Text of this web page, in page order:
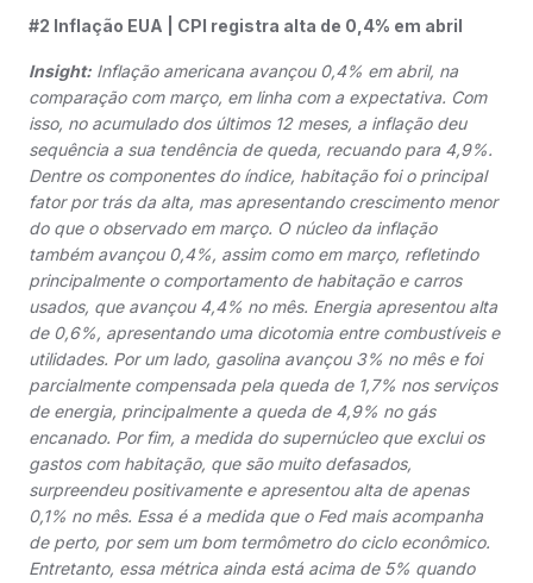
#2 Inflação EUA | CPI registra alta de 0,4% em abril
Insight: Inflação americana avançou 0,4% em abril, na
comparação com março, em linha com a expectativa. Com
isso, no acumulado dos últimos 12 meses, a inflação deu
sequência a sua tendência de queda, recuando para 4,9%.
Dentre os componentes do índice, habitação foi o principal
fator por trás da alta, mas apresentando crescimento menor
do que o observado em março. O núcleo da inflação
também avançou 0,4%, assim como em março, refletindo
principalmente o comportamento de habitação e carros
usados, que avançou 4,4% no mês. Energia apresentou alta
de 0,6%, apresentando uma dicotomia entre combustíveis e
utilidades. Por um lado, gasolina avançou 3% no mês e foi
parcialmente compensada pela queda de 1,7% nos serviços
de energia, principalmente a queda de 4,9% no gás
encanado. Por fim, a medida do supernúcleo que exclui os
gastos com habitação, que são muito defasados,
surpreendeu positivamente e apresentou alta de apenas
0,1% no mês. Essa é a medida que o Fed mais acompanha
de perto, por sem um bom termômetro do ciclo econômico.
Entretanto, essa métrica ainda está acima de 5% quando